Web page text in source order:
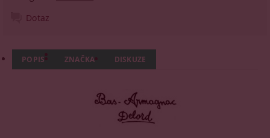
Dotaz
POPIS ZNAČKA DISKUZE